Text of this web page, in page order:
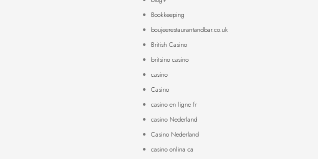
Bookkeeping
boujeerestaurantandbar.co.uk
British Casino
britsino casino
casino
Casino
casino en ligne fr
casino Nederland
Casino Nederland
casino onlina ca